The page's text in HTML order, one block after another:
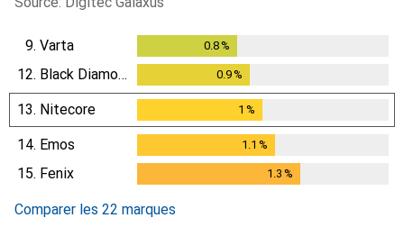
9. Varta 0.8 %
12. Black Diamond 0.9%
13. Nitecore 1 %
14. Emos 1.1 %
15. Fenix 1.3 %
Comparer les 22 marques